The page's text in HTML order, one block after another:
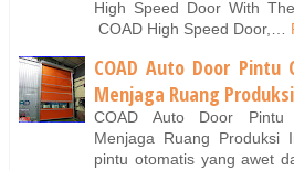
High Speed Door With
COAD High Speed Door,…
COAD Auto Door
Menjaga Ruang
COAD Auto Door Pintu
Menjaga Ruang Produksi
pintu otomatis yang awet